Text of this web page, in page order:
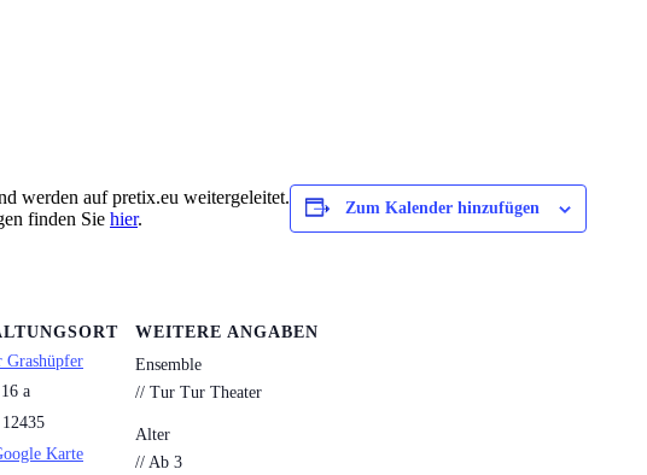
werden auf pretix.eu weitergeleitet.
finden Sie hier.
Zum Kalender hinzufügen
Grashüpfer
a
12435
Karte
WEITERE ANGABEN
Ensemble
// Tur Tur Theater
Alter
// Ab 3